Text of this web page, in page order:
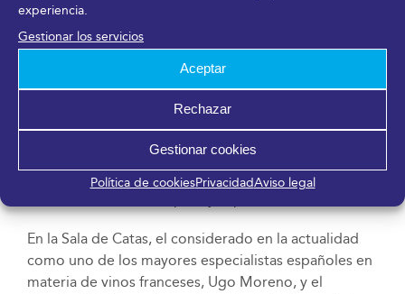
experiencia.
Gestionar los servicios
Aceptar
Rechazar
Gestionar cookies
Política de cookiesPrivacidadAviso legal
Kitchen Lab y en el Aula Makro con chefs como
Vicent Guimerà, del Restaurante L’antic Molí -una
estrella Michelin-; Diego Rene, recomendado guía
Michelin 2022/2023; Daniel García, el chef del
A.O.V.E.; Viri Fernández, del Restaurante Llar de Viri –
una estrella verde-; Raquel López, del restaurante La
Casa de Manolete, o Carlos Maldonado, de Raíces -
En la Sala de Catas, el considerado en la actualidad
como uno de los mayores especialistas españoles en
materia de vinos franceses, Ugo Moreno, y el